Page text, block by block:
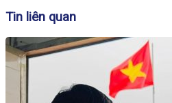
Tin liên quan